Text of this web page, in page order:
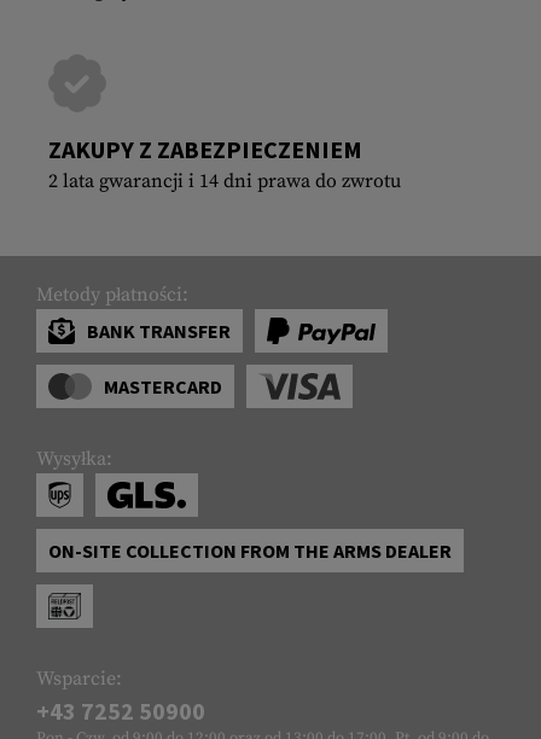
ZAKUPY Z ZABEZPIECZENIEM
2 lata gwarancji i 14 dni prawa do zwrotu
Metody płatności:
BANK TRANSFER
MASTERCARD
Wysyłka:
ON-SITE COLLECTION FROM THE ARMS DEALER
Wsparcie:
+43 7252 50900